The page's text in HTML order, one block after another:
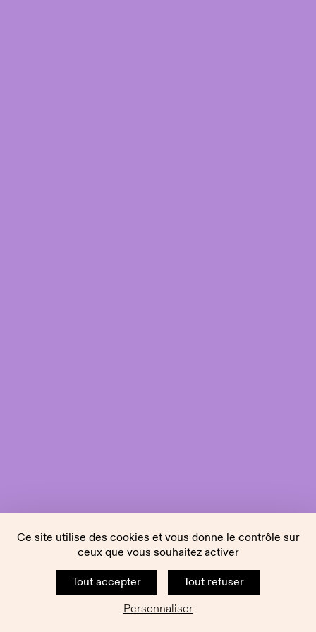
Ce site utilise des cookies et vous donne le contrôle sur
ceux que vous souhaitez activer
Tout accepter
Tout refuser
Personnaliser